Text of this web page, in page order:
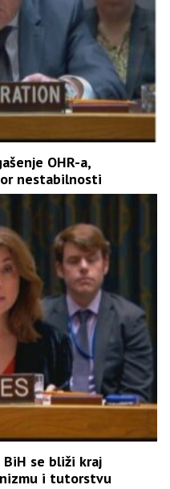
OHR-a,
nestabilnosti
BiH se bliži kraj
i tutorstvu